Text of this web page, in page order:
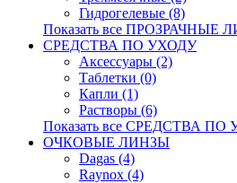
Гидрогелевые (8)
Показать все ПРОЗРАЧНЫЕ
СРЕДСТВА ПО УХОДУ
Аксессуары (2)
Таблетки (0)
Капли (1)
Растворы (6)
Показать все СРЕДСТВА ПО
ОЧКОВЫЕ ЛИНЗЫ
Dagas (4)
Raynox (4)